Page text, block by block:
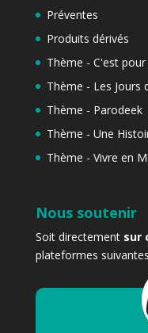
Préventes
Produits dérivés
Thème - C'est pour
Thème - Les Jours
Thème - Parodeek
Thème - Une
Thème - Vivre en
Nous soutenir
Soit directement sur
plateformes